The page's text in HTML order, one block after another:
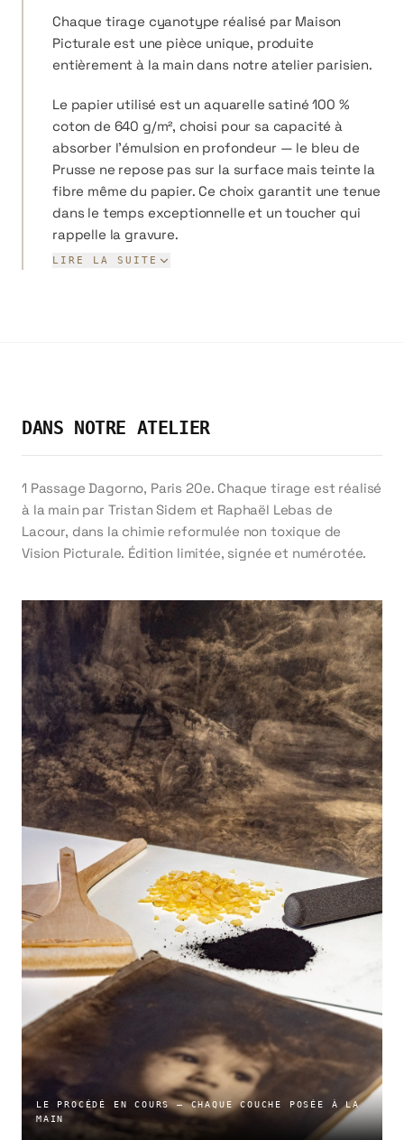
pour la rendre 100 % non toxique et praticable en cuisine, sans
aucun compromis sur la profondeur et la richesse du bleu obtenu.
Chaque tirage cyanotype réalisé par Maison
Picturale est une pièce unique, produite
entièrement à la main dans notre atelier parisien.
Le papier utilisé est un aquarelle satiné 100 %
coton de 640 g/m², choisi pour sa capacité à
absorber l'émulsion en profondeur — le bleu de
Prusse ne repose pas sur la surface mais teinte la
fibre même du papier. Ce choix garantit une tenue
dans le temps exceptionnelle et un toucher qui
rappelle la gravure.
Nos formats vont du Coquille (44 × 56 cm) au
photographie, illustration, dessin — et nous la
œuvre à la croisée de la photographie, de
l'estampe et de la peinture.
LIRE LA SUITE
DANS NOTRE ATELIER
1 Passage Dagorno, Paris 20e. Chaque tirage est réalisé
à la main par Tristan Sidem et Raphaël Lebas de
Lacour, dans la chimie reformulée non toxique de
Vision Picturale. Édition limitée, signée et numérotée.
LE PROCÉDÉ EN COURS — CHAQUE COUCHE POSÉE À LA
MAIN